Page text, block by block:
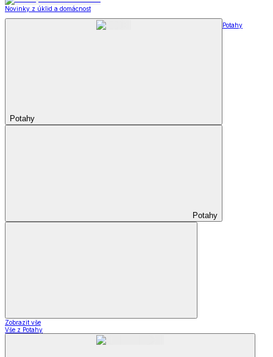
Novinky z úklid a domácnost
Potahy
Potahy
Potahy
Zobrazit vše
Vše z Potahy